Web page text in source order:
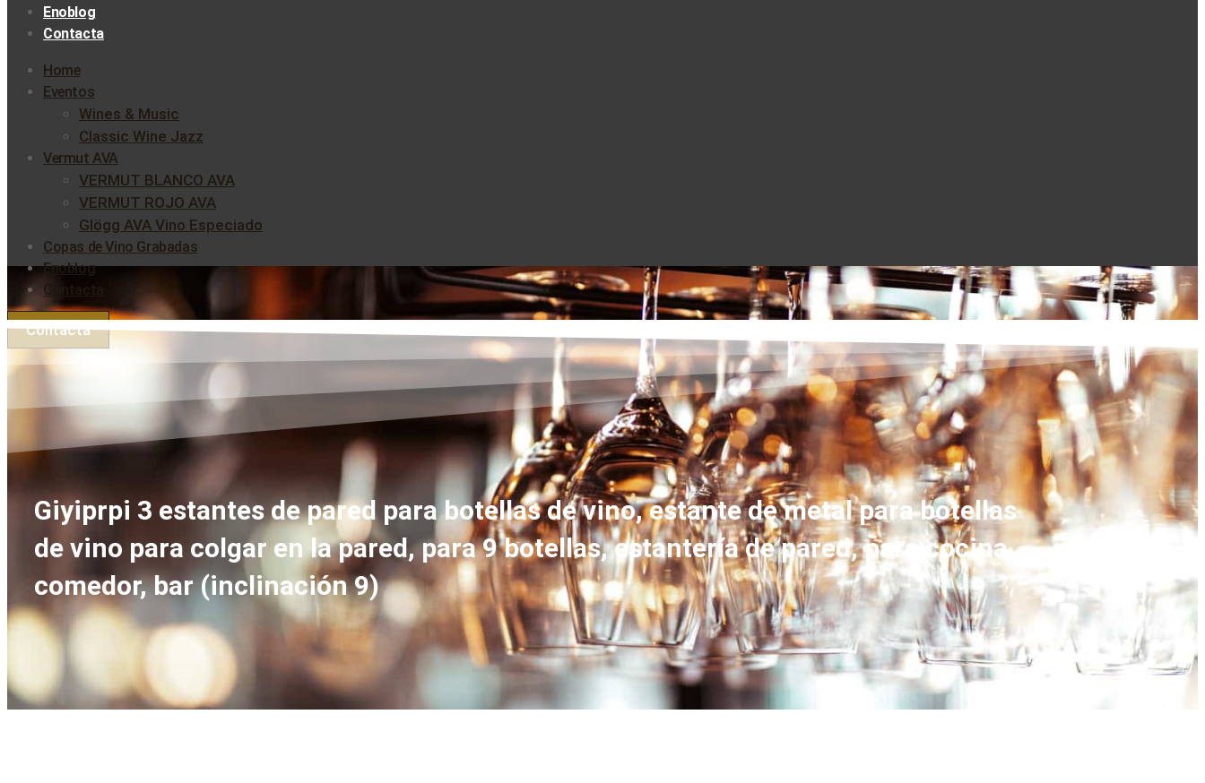
Enoblog
Contacta
Home
Eventos
Wines & Music
Classic Wine Jazz
Vermut AVA
VERMUT BLANCO AVA
VERMUT ROJO AVA
Glögg AVA Vino Especiado
Copas de Vino Grabadas
Enoblog
Contacta
Contacta
Giyiprpi 3 estantes de pared para botellas de vino, estante de metal para botellas
de vino para colgar en la pared, para 9 botellas, estantería de pared, para cocina,
comedor, bar (inclinación 9)